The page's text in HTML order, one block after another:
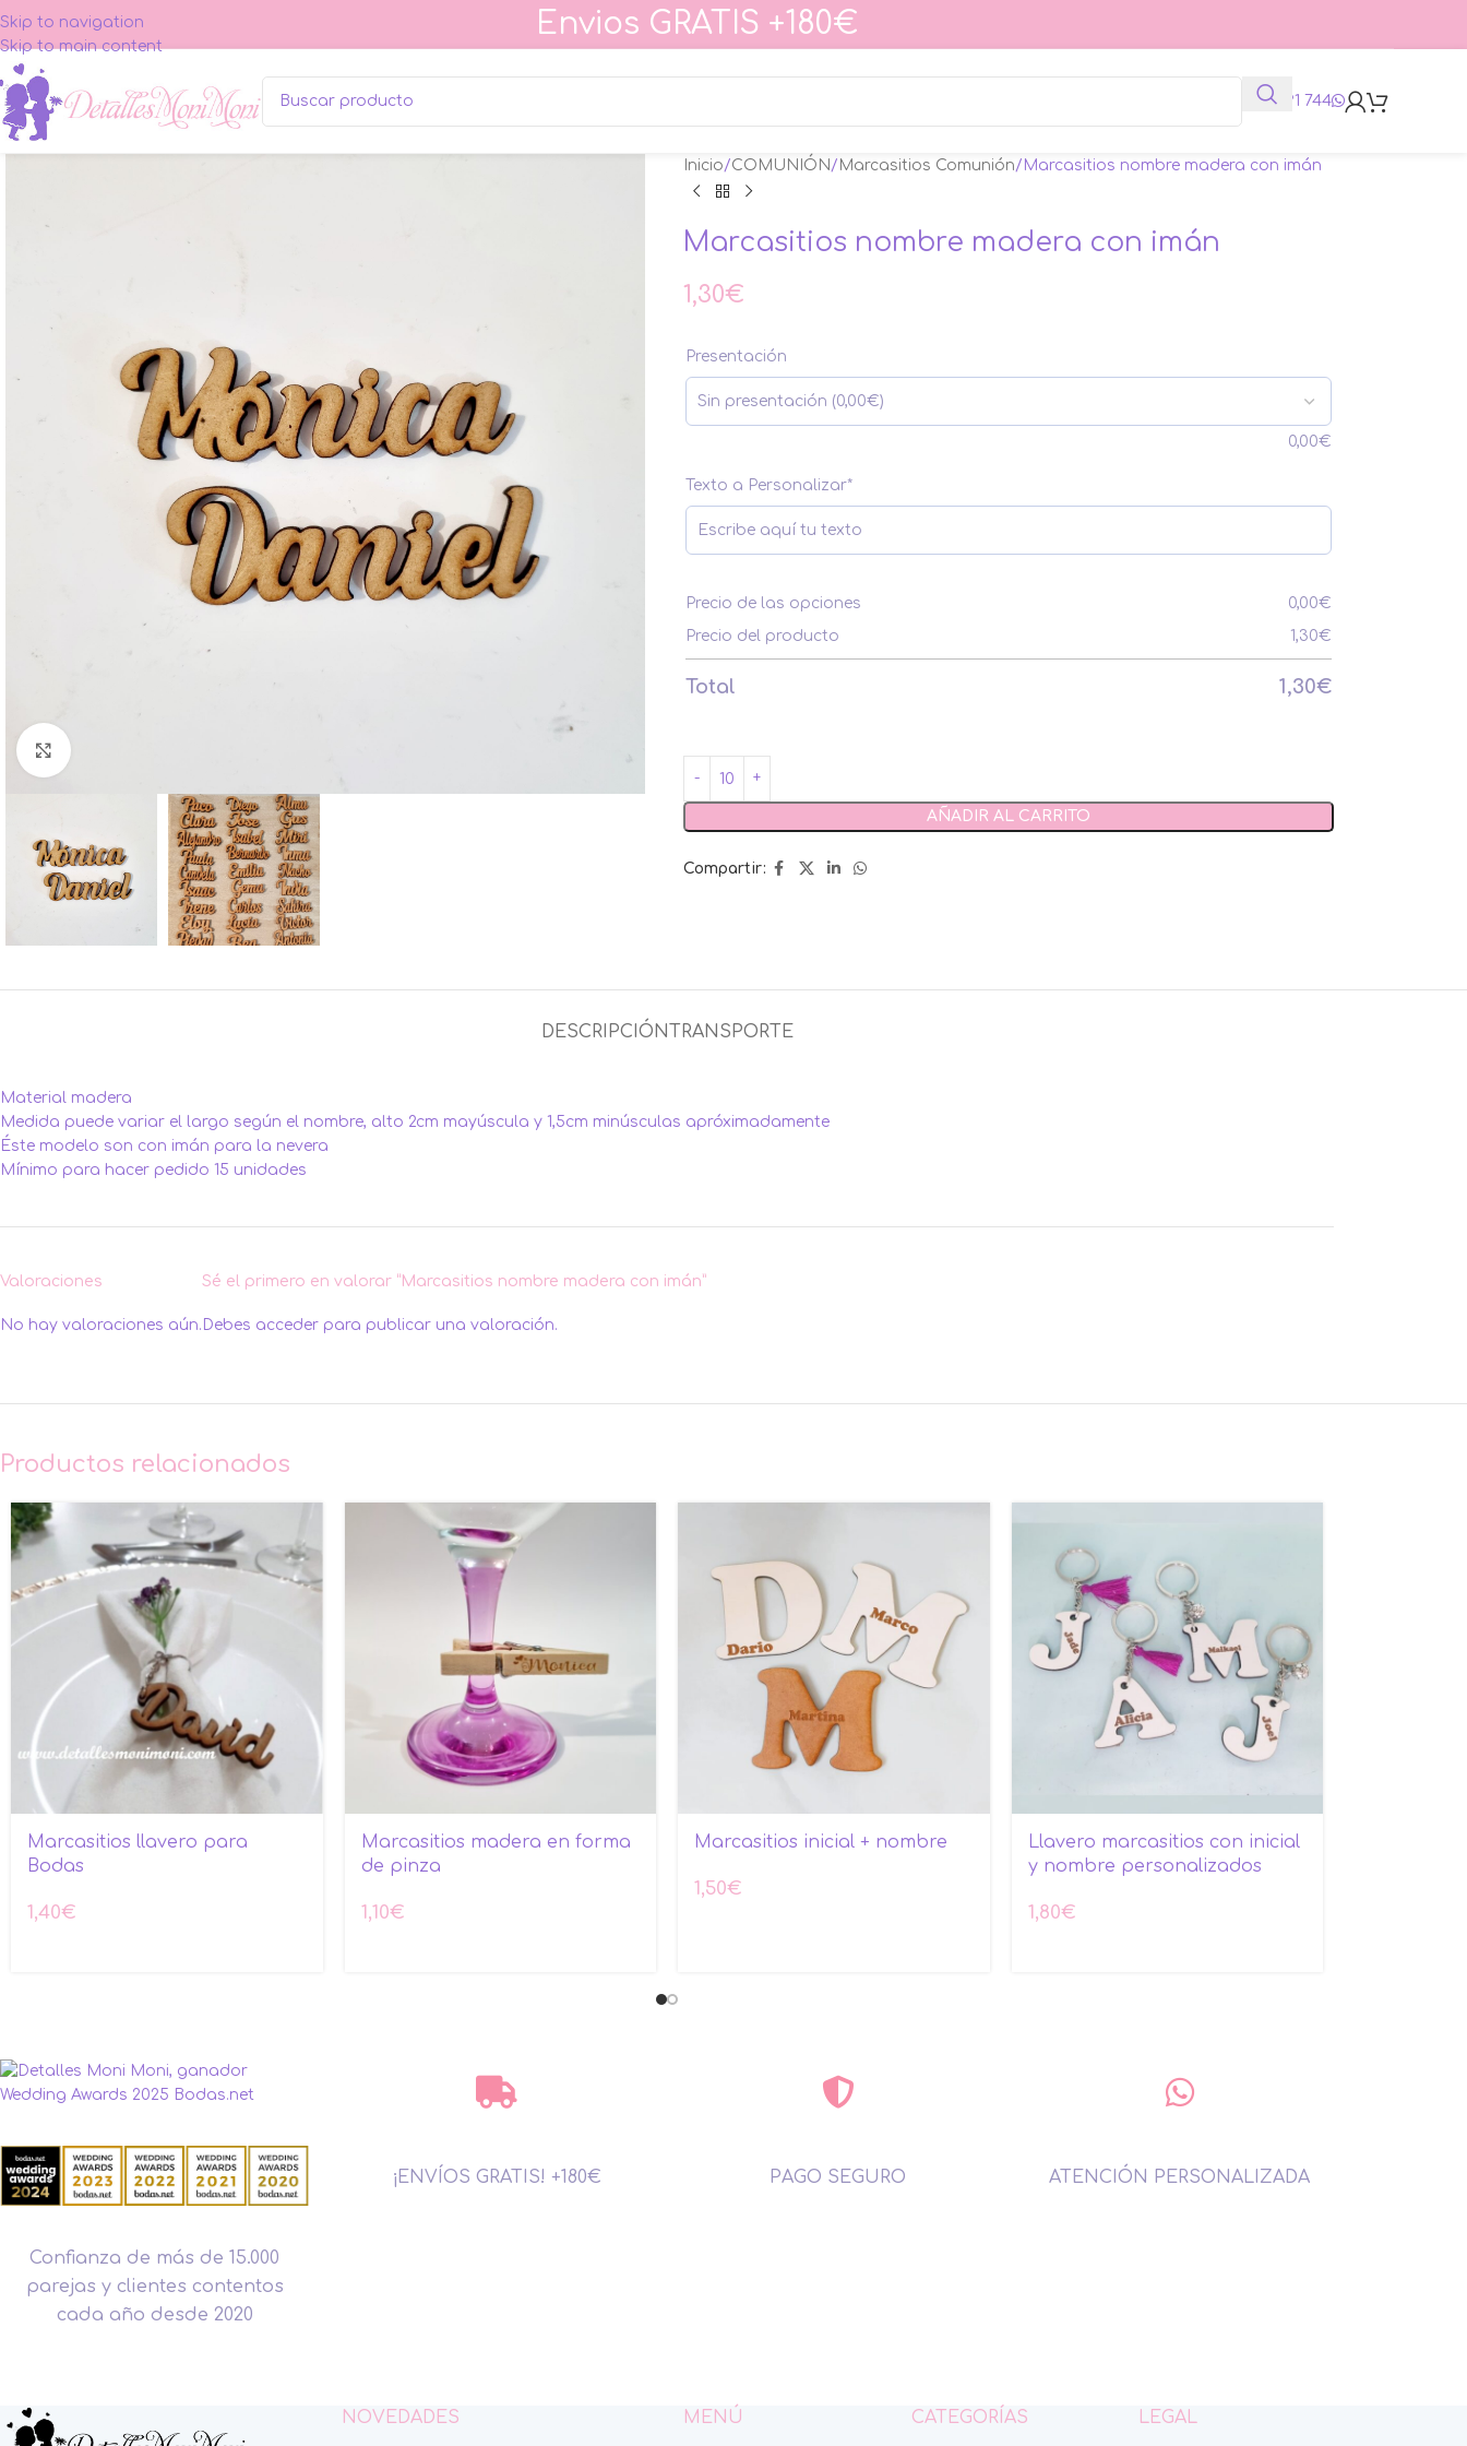
Skip to navigation
Skip to main content
Envios GRATIS +180€
625 991 744
Inicio COMUNIÓN Marcasitios Comunión Marcasitios nombre madera con imán
Marcasitios nombre madera con imán
1,30€
Presentación
0,00€
Texto a Personalizar*
Precio de las opciones 0,00€
Precio del producto
1,30€
Total 1,30€
AÑADIR AL CARRITO
Compartir:
DESCRIPCIÓN TRANSPORTE
Material madera
Medida puede variar el largo según el nombre, alto 2cm mayúscula y 1,5cm minúsculas apróximadamente
Éste modelo son con imán para la nevera
Mínimo para hacer pedido 15 unidades
Valoraciones
No hay valoraciones aún.
Sé el primero en valorar “Marcasitios nombre madera con imán”
Debes acceder para publicar una valoración.
Productos relacionados
Marcasitios llavero para
Bodas
1,40€
Marcasitios madera en forma
de pinza
1,10€
Marcasitios inicial + nombre
1,50€
Llavero marcasitios con inicial
y nombre personalizados
1,80€
Confianza de más de 15.000
parejas y clientes contentos
cada año desde 2020
¡ENVÍOS GRATIS! +180€ PAGO SEGURO ATENCIÓN PERSONALIZADA
NOVEDADES MENÚ CATEGORÍAS LEGAL